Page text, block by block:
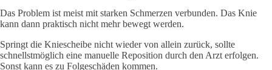
Das Problem ist meist mit starken Schmerzen verbunden. Das Knie
kann dann praktisch nicht mehr bewegt werden.
Springt die Kniescheibe nicht wieder von allein zurück, sollte
schnellstmöglich eine manuelle Reposition durch den Arzt erfolgen.
Sonst kann es zu Folgeschäden kommen.